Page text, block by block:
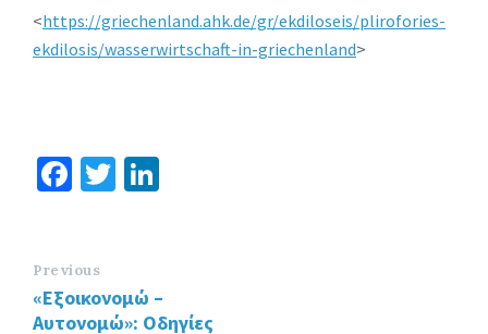
<https://griechenland.ahk.de/gr/ekdiloseis/plirofories-
ekdilosis/wasserwirtschaft-in-griechenland>
Fa
o
o
T
er
n
Previous
«Εξοικονομώ –
Αυτονομώ»: Οδηγίες